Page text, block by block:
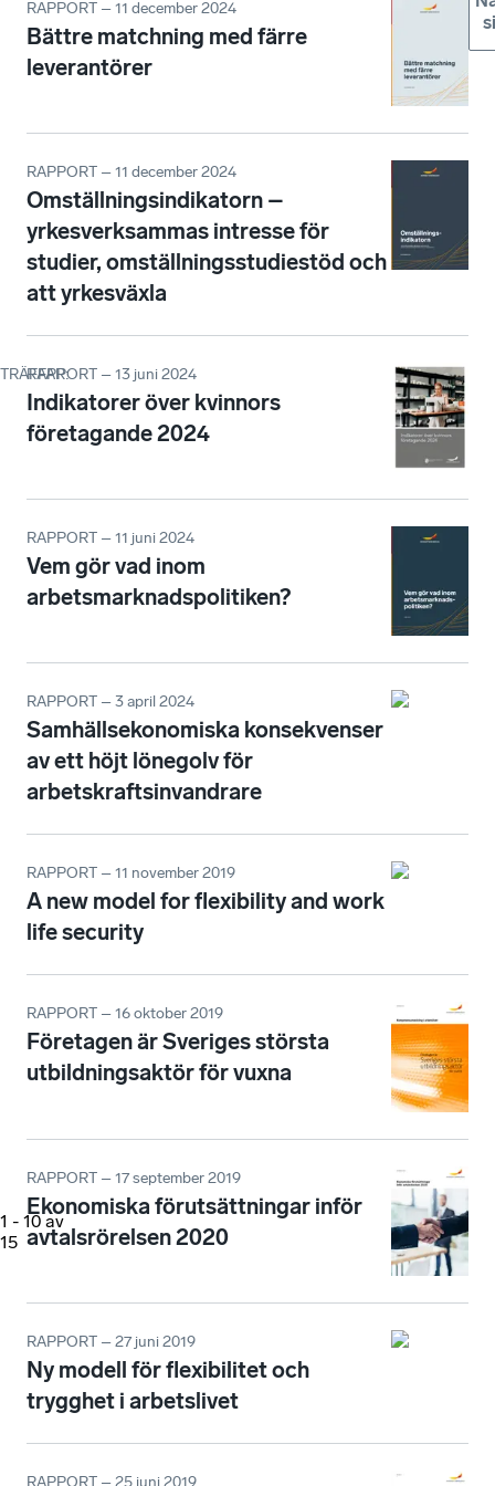
TRÄFFAR:
1 - 10 av
15
RAPPORT – 11 december 2024
Bättre matchning med färre
leverantörer
RAPPORT – 11 december 2024
Omställningsindikatorn –
yrkesverksammas intresse för
studier, omställningsstudiestöd och
att yrkesväxla
RAPPORT – 13 juni 2024
Indikatorer över kvinnors
företagande 2024
RAPPORT – 11 juni 2024
Vem gör vad inom
arbetsmarknadspolitiken?
RAPPORT – 3 april 2024
Samhällsekonomiska konsekvenser
av ett höjt lönegolv för
arbetskraftsinvandrare
RAPPORT – 11 november 2019
A new model for flexibility and work
life security
RAPPORT – 16 oktober 2019
Företagen är Sveriges största
utbildningsaktör för vuxna
RAPPORT – 17 september 2019
Ekonomiska förutsättningar inför
avtalsrörelsen 2020
RAPPORT – 27 juni 2019
Ny modell för flexibilitet och
trygghet i arbetslivet
RAPPORT – 25 juni 2019